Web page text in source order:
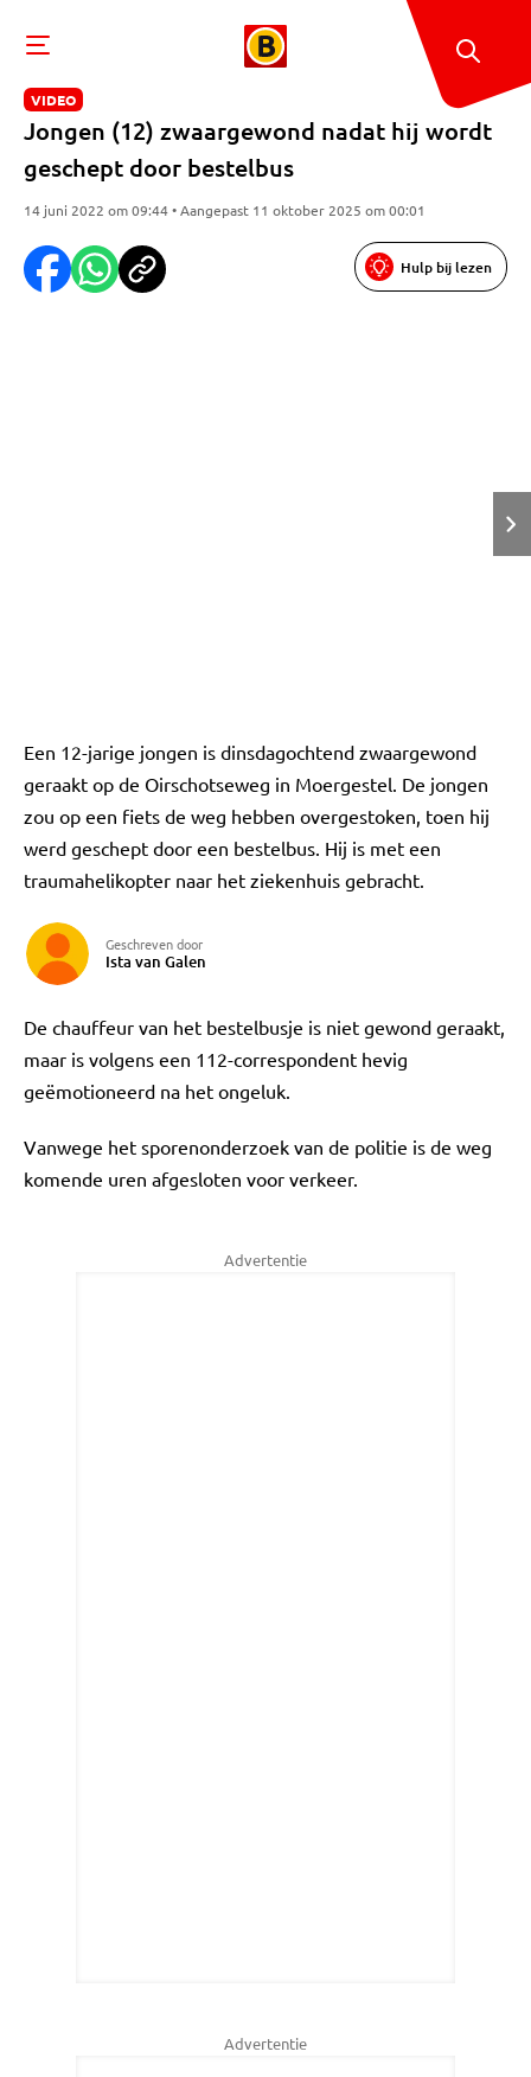
VIDEO
Jongen (12) zwaargewond nadat hij wordt
geschept door bestelbus
14 juni 2022 om 09:44 • Aangepast 11 oktober 2025 om 00:01
Hulp bij lezen
Een 12-jarige jongen is dinsdagochtend zwaargewond
geraakt op de Oirschotseweg in Moergestel. De jongen
zou op een fiets de weg hebben overgestoken, toen hij
werd geschept door een bestelbus. Hij is met een
traumahelikopter naar het ziekenhuis gebracht.
Geschreven door
Ista van Galen
De chauffeur van het bestelbusje is niet gewond geraakt,
maar is volgens een 112-correspondent hevig
geëmotioneerd na het ongeluk.
Vanwege het sporenonderzoek van de politie is de weg
komende uren afgesloten voor verkeer.
Advertentie
Advertentie